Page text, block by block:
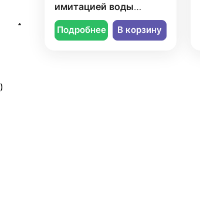
имитацией воды
Encapso (США).
Подробнее В корзину
)